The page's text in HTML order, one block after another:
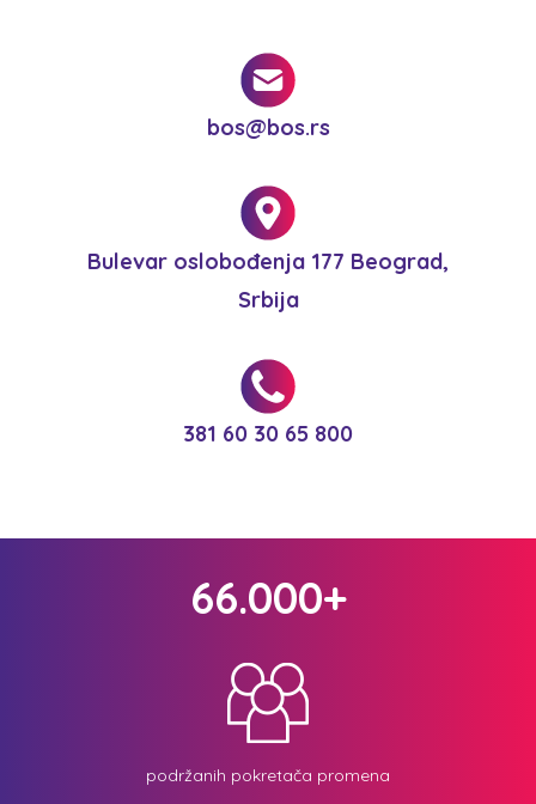
bos@bos.rs
Bulevar oslobođenja 177 Beograd,
Srbija
381 60 30 65 800
66.000+
podržanih pokretača promena